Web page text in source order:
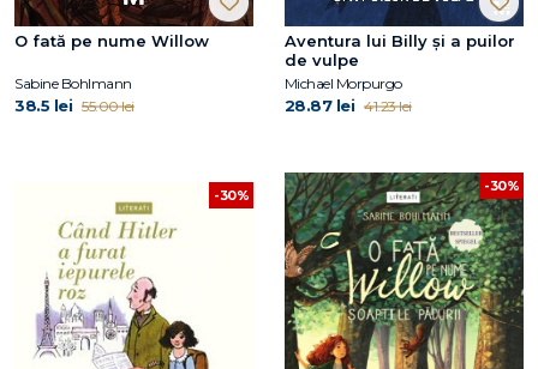
O fată pe nume Willow
Sabine Bohlmann
38.5 lei 55.00 lei
Aventura lui Billy și a puilor
de vulpe
Michael Morpurgo
28.87 lei 41.23 lei
-30%
-30%